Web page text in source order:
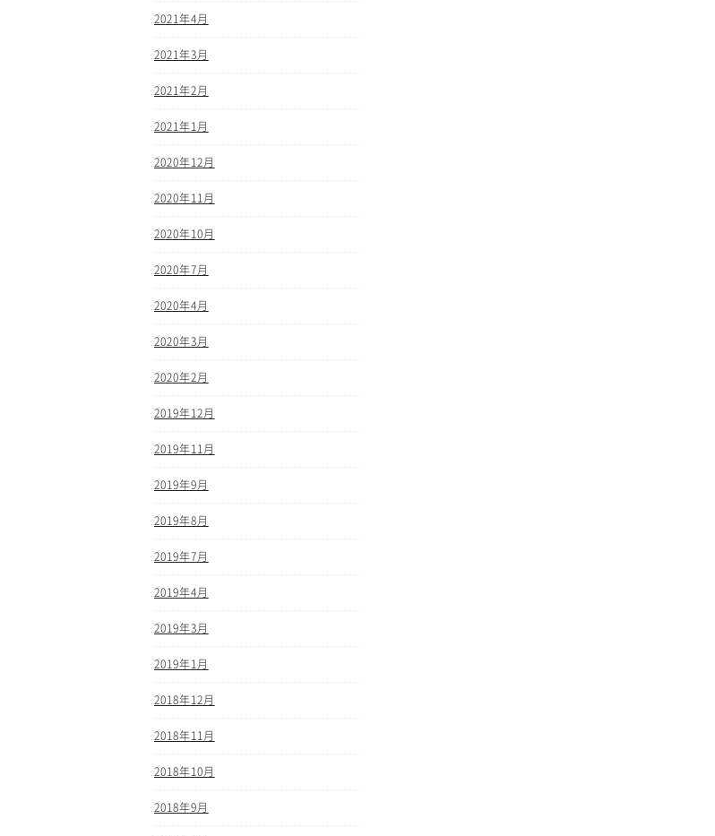
2021年4月
2021年3月
2021年2月
2021年1月
2020年12月
2020年11月
2020年10月
2020年7月
2020年4月
2020年3月
2020年2月
2019年12月
2019年11月
2019年9月
2019年8月
2019年7月
2019年4月
2019年3月
2019年1月
2018年12月
2018年11月
2018年10月
2018年9月